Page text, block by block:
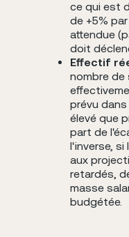
ce qui est
de +5%
attendue
doit
Effectif
nombre de
prévu
élevé que
part de
l'inverse,
aux
retardés,
masse
budgétée.